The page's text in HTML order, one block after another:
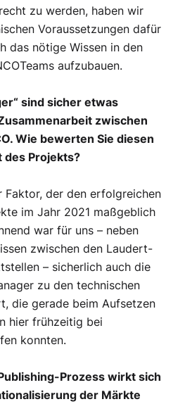
zu werden, haben wir
Voraussetzungen dafür
das nötige Wissen in den
aufzubauen.
sind sicher etwas
zwischen
Wie bewerten Sie diesen
des Projekts?
Faktor, der den erfolgreichen
im Jahr 2021 maßgeblich
war für uns – neben
zwischen den Laudert-
– sicherlich auch die
zu den technischen
die gerade beim Aufsetzen
hier frühzeitig bei
konnten.
Prozess wirkt sich
der Märkte